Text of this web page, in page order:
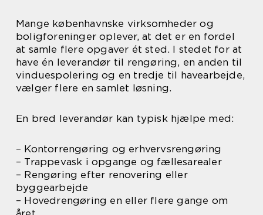
Mange københavnske virksomheder og
boligforeninger oplever, at det er en fordel
at samle flere opgaver ét sted. I stedet for at
have én leverandør til rengøring, en anden til
vinduespolering og en tredje til havearbejde,
vælger flere en samlet løsning.
En bred leverandør kan typisk hjælpe med:
– Kontorrengøring og erhvervsrengøring
– Trappevask i opgange og fællesarealer
– Rengøring efter renovering eller
byggearbejde
– Hovedrengøring en eller flere gange om